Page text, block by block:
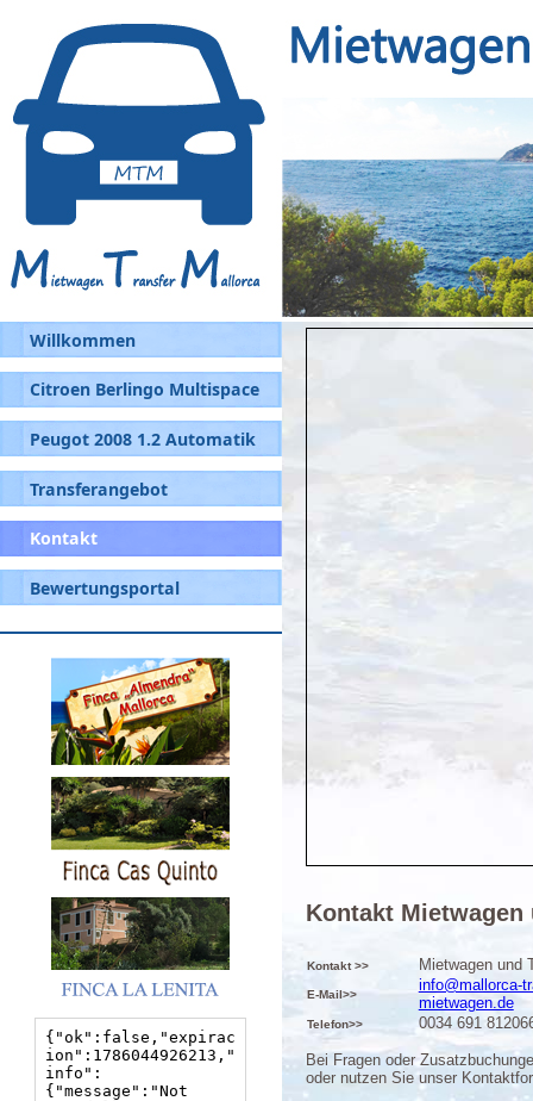
Willkommen
Citroen Berlingo Multispace
Peugot 2008 1.2 Automatik
Transferangebot
Kontakt
Bewertungsportal
Kontakt
Kontakt >> Mietwagen und
E-Mail>>
info@mallorca-
mietwagen.de
Telefon>> 0034 691
Bei Fragen oder
oder nutzen Sie unser